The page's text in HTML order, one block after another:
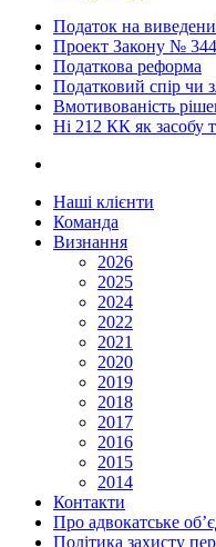
Податок на
Проект Закону №
Податкова реформа
Податковий спір чи
Вмотивованість
Ні 212 КК як засобу
Наші клієнти
Команда
Визнання
2026
2025
2024
2022
2021
2020
2019
2018
2017
2016
2015
2014
Контакти
Про адвокатське
Політика захисту